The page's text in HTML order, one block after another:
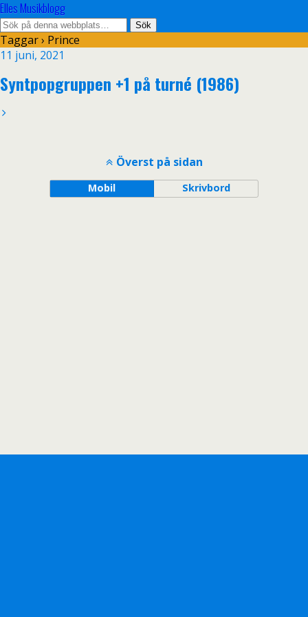
Elles Musikblogg
Taggar › Prince
11 juni, 2021
Syntpopgruppen +1 på turné (1986)
Överst på sidan
Mobil Skrivbord